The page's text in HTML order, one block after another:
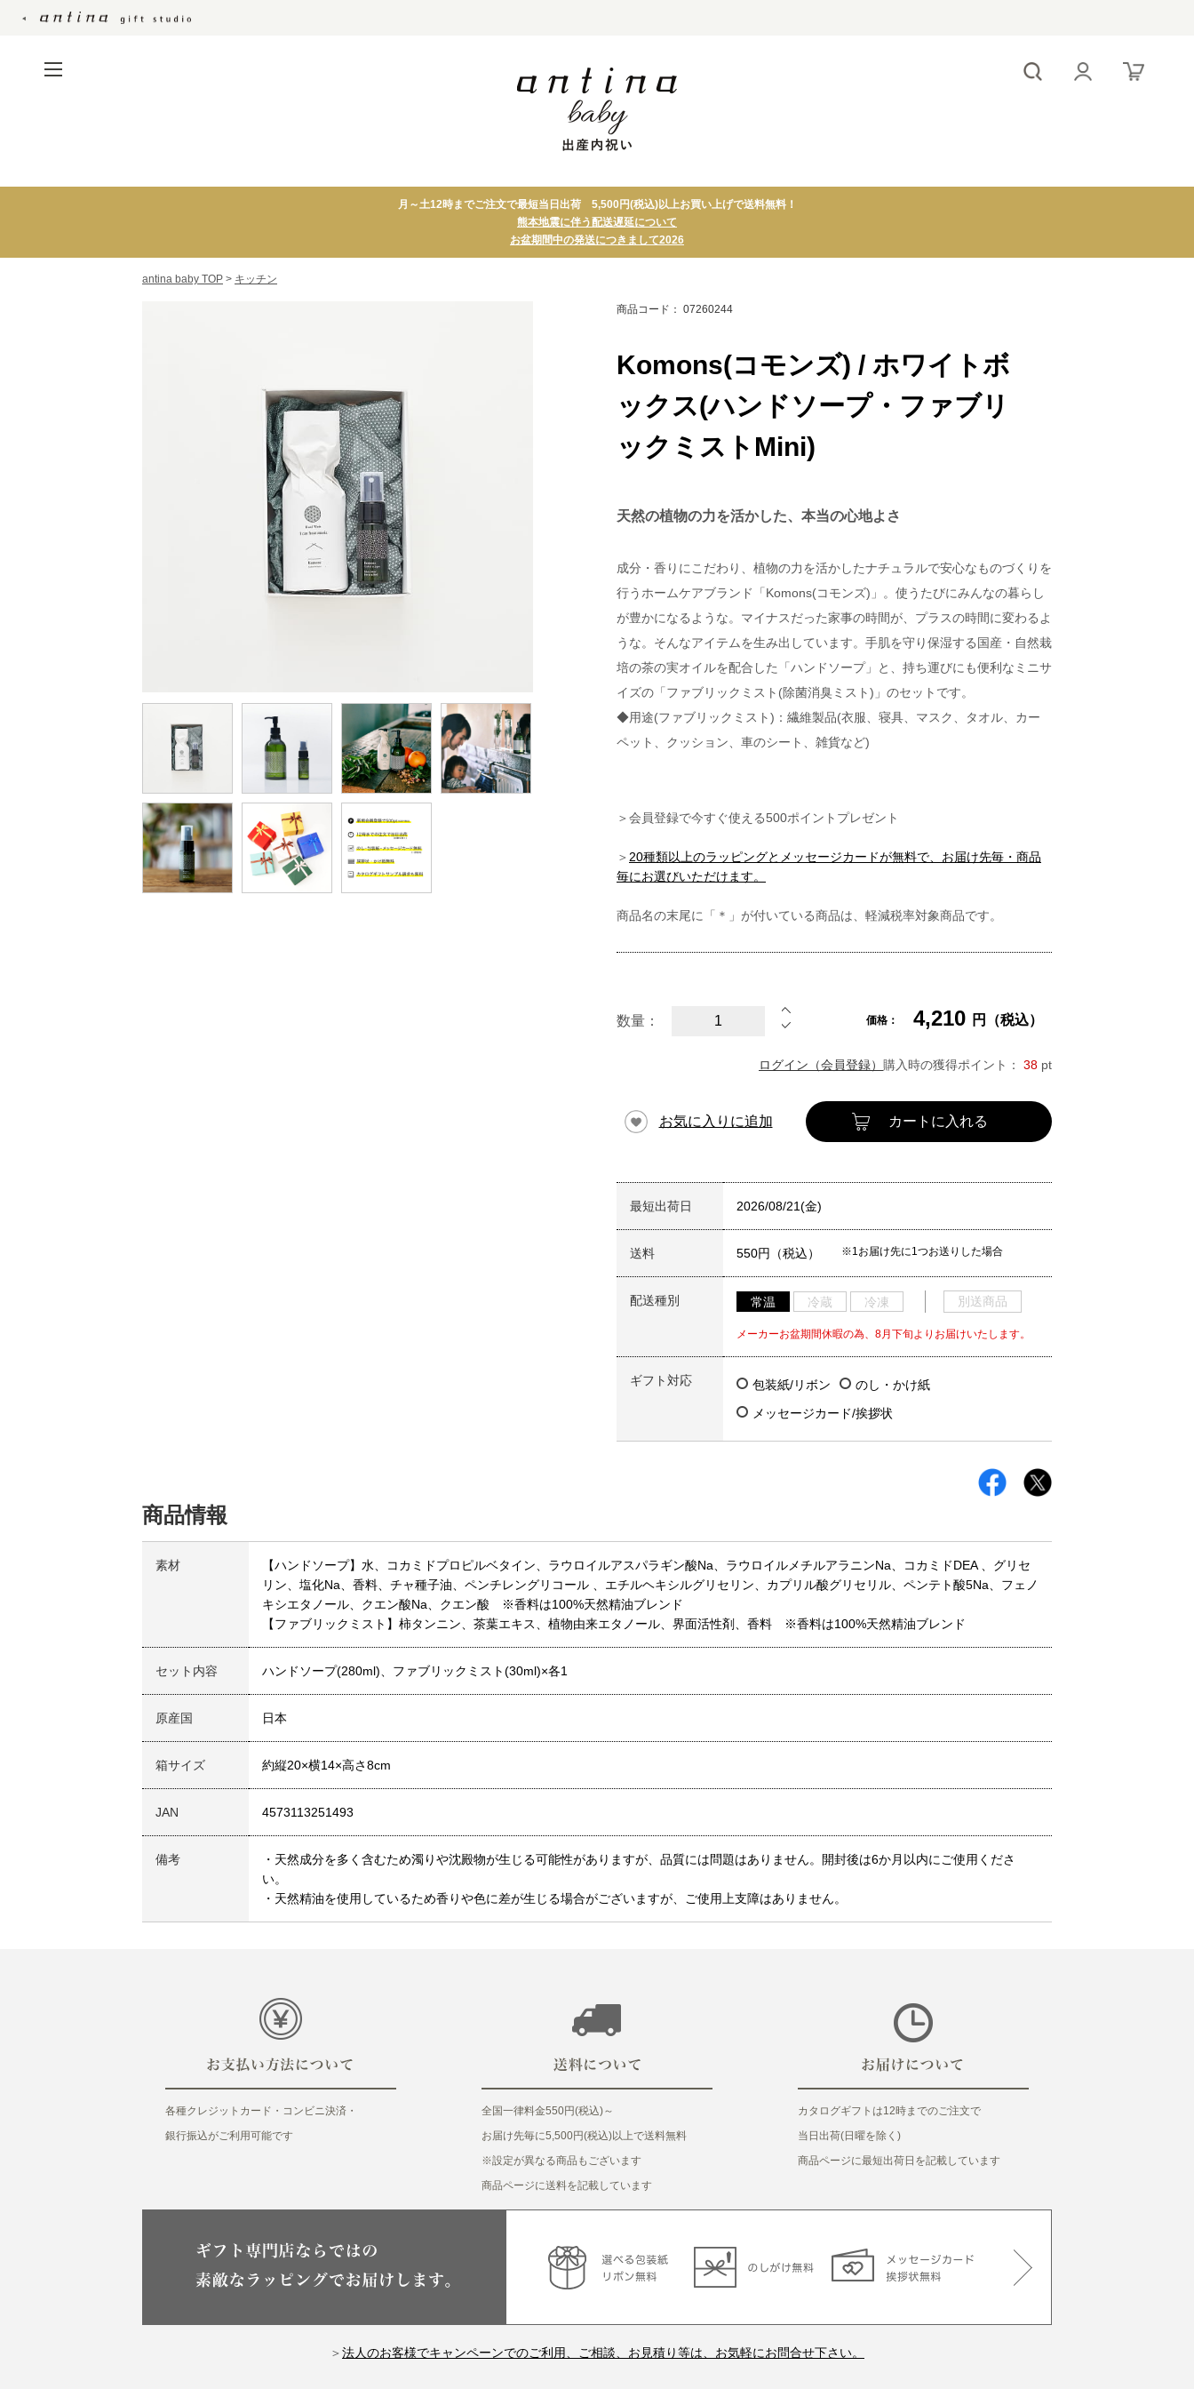
カードカタログ
カタログギフト＋アイテム
テーブルウェア
10,000円
月～土12時までご注文で最短当日出荷 5,500円(税込)以上お買い上げで送料無料！
熊本地震に伴う配送遅延について
お盆期間中の発送につきまして2026
antina baby TOP > キッチン
商品コード： 07260244
Komons(コモンズ) / ホワイトボ
ックス(ハンドソープ・ファブリ
ックミストMini)
天然の植物の力を活かした、本当の心地よさ
成分・香りにこだわり、植物の力を活かしたナチュラルで安心なものづくりを
行うホームケアブランド「Komons(コモンズ)」。使うたびにみんなの暮らし
が豊かになるような。マイナスだった家事の時間が、プラスの時間に変わるよ
うな。そんなアイテムを生み出しています。手肌を守り保湿する国産・自然栽
培の茶の実オイルを配合した「ハンドソープ」と、持ち運びにも便利なミニサ
イズの「ファブリックミスト(除菌消臭ミスト)」のセットです。
◆用途(ファブリックミスト)：繊維製品(衣服、寝具、マスク、タオル、カー
ペット、クッション、車のシート、雑貨など)
＞会員登録で今すぐ使える500ポイントプレゼント
＞ 20種類以上のラッピングとメッセージカードが無料で、お届け先毎・商品
毎にお選びいただけます。
商品名の末尾に「＊」が付いている商品は、軽減税率対象商品です。
数量： 価格： 4,210 円（税込）
ログイン（会員登録） 購入時の獲得ポイント： 38 pt
お気に入りに追加 カートに入れる
最短出荷日 2026/08/21(金)
送料 550円（税込） ※1お届け先に1つお送りした場合
配送種別 常温 冷蔵 冷凍 別送商品
メーカーお盆期間休暇の為、8月下旬よりお届けいたします。
ギフト対応 包装紙/リボン
のし・かけ紙
メッセージカード/挨拶状
商品情報
素材
【ハンドソープ】水、コカミドプロピルベタイン、ラウロイルアスパラギン酸Na、ラウロイルメチルアラニンNa、コカミドDEA 、グリセ
リン、塩化Na、香料、チャ種子油、ペンチレングリコール 、エチルヘキシルグリセリン、カプリル酸グリセリル、ペンテト酸5Na、フェノ
キシエタノール、クエン酸Na、クエン酸 ※香料は100%天然精油ブレンド
【ファブリックミスト】柿タンニン、茶葉エキス、植物由来エタノール、界面活性剤、香料 ※香料は100%天然精油ブレンド
セット内容 ハンドソープ(280ml)、ファブリックミスト(30ml)×各1
原産国 日本
箱サイズ 約縦20×横14×高さ8cm
JAN 4573113251493
備考
・天然成分を多く含むため濁りや沈殿物が生じる可能性がありますが、品質には問題はありません。開封後は6か月以内にご使用くださ
い。
・天然精油を使用しているため香りや色に差が生じる場合がございますが、ご使用上支障はありません。
各種クレジットカード・コンビニ決済・
銀行振込がご利用可能です
全国一律料金550円(税込)～
お届け先毎に5,500円(税込)以上で送料無料
※設定が異なる商品もございます
商品ページに送料を記載しています
カタログギフトは12時までのご注文で
当日出荷(日曜を除く)
商品ページに最短出荷日を記載しています
＞法人のお客様でキャンペーンでのご利用、ご相談、お見積り等は、お気軽にお問合せ下さい。